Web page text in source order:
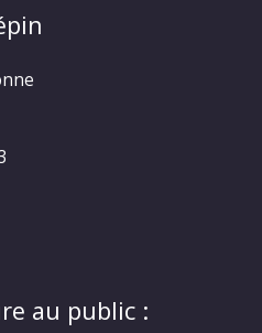
au public :